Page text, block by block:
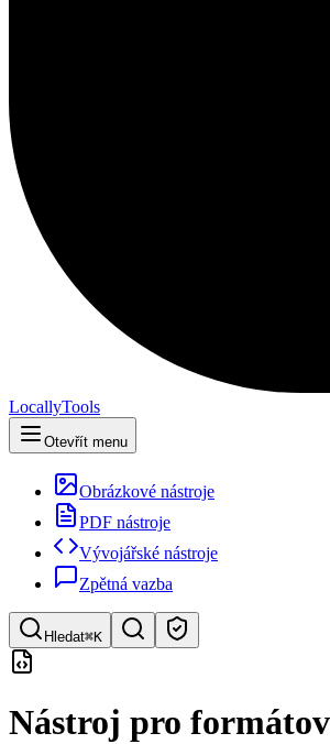
LocallyTools
Otevřít menu
Obrázkové nástroje
PDF nástroje
Vývojářské nástroje
Zpětná vazba
Hledat⌘K
Hledat nástroje
Rychlé vyhledávání nástrojů
Nástroj pro